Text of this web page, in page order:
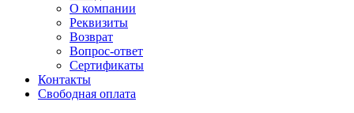
О компании
Реквизиты
Возврат
Вопрос-ответ
Сертификаты
Контакты
Свободная оплата